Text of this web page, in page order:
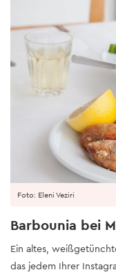
Foto: Eleni Veziri
Barbounia bei
Ein altes,
das jedem Ihrer